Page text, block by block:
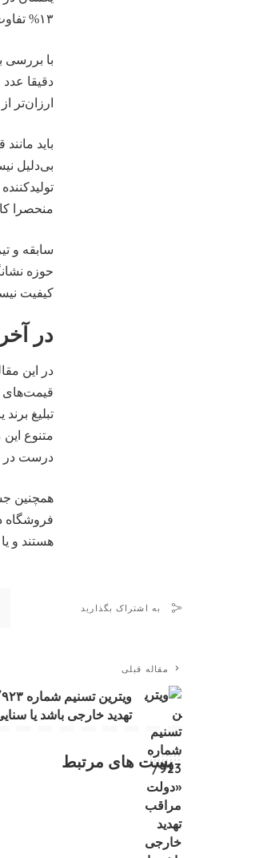
۱۳% تفاوت دارند.
ارزان‌تر
باید
بی‌دلیل
منحصرا
سابقه و
حوزه
کیفیت
در آخر
در این
قیمت‌های
تبلیغ برند
متنوع
درست در
همچنین
فروشگاه
هستند و
به اشتراک بگذارید
مقاله قبلی
تهدید خارجی باشد یا
پست های مرتبط